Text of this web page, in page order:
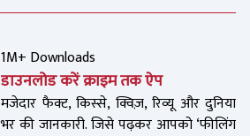
1M+ Downloads
डाउनलोड करें क्राइम तक ऐप
मजेदार फैक्ट, किस्से, क्विज़, रिव्यू और दुनिया
भर की जानकारी. जिसे पढ़कर आपको ‘फीलिंग